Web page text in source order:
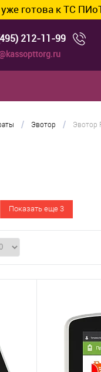
к ТС ПИоТ?
212-11-99
/ Эвотор / Эвотор
Показать еще 3